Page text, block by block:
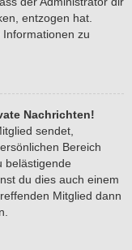
entzogen hat.
zu
Nachrichten!
sendet,
Bereich
belästigende
du dies auch einem
Mitglied dann